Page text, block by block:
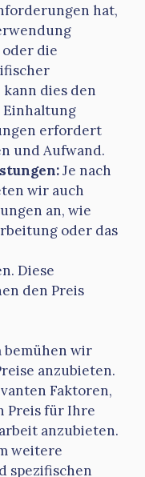
hat,
die
dies den
Einhaltung
erfordert
und Aufwand.
Je nach
wir auch
an, wie
oder das
Diese
den Preis
bemühen wir
anzubieten.
Faktoren,
Preis für Ihre
anzubieten.
weitere
spezifischen